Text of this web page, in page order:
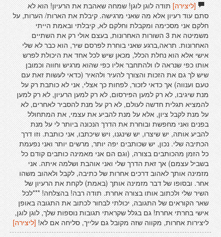
[ליצירה]תודה לוגן לוגן! שמחה שאהבת את הרעיון! הוא לא
סתם עוד רעיון אלא מה שאני מרגישה. קיבלת את הארות/ הערות, על
חלקם אני מסכימה ומקבלת וחלקם לא, קיבלתי ובאמת הייתי
משמיטה את 3 השורות האחרונות, בעצם אולי רק את השתיים
האחרונות. תראה,ברגע שאני בוחרת לפרסם שיר, הוא כבר לא שלי
אישי אלא הוא נחלת הכלל, מכאן שיש לכל אחד את היכולת לפרש
אותו כפי שנראה לו ולהתחבר אליו כפי שהוא מרגיש וחווה וכמובן
שיש לך גם את הזכות והצורך להעיר ולהאיר (כדאי לעשות זאת עם
טעם וענווה) אך כדאי לזכור, לפחות כך אצלי, אני לא כותבת רק על
מנת שיגיבו, לא רק למען הפירסום, לא רק למען הרעיון, לא רק למען
להמציא תגלית חדשה לעולם, לא רק על מנת להסביר לאחרים, לא
על מנת לקבל ציון, אלא על מנת להביע את עצמי, את המתחולל
בפנים ואני מחפשת ובוחרת את הדרך הנכונה ביותר לי על מנת
להביע אותה, יש שיצרו, יש שינגנו, ויש שיכתבו, אני כותבת. וזו דרך
הכתיבה שלי. נכון, יש שכותבים יפה יותר, מרשים יותר ואני נפעמת
כל הזמן מהכותבים בצורה, (וגם הם אני מאמינה כותבים קודם כל
בשביל עצמם) אך זאת הדרך שלי ואני אוהבת ושלמה איתה. אני
מזמינה אותך לאהוב דרכים אחרות של כתיבה, לקבל ולאהוב משהו
אחר. ובסופו של דבר מזמינה אותך (באמת) לקחת את הרעיון של
השיר שלי ולכתוב אותו בצורה אחרת. תודה רבה! בהצלחה! ***לכל
שאר הקוראים של התגובה, יכולתי לבחור לכתוב את התגובה באופן
אישי בחרתי אחרת! גם בגלל שקראתי תגובות נוספות שלך, לוגן לוגן,
ליצירות אחרות, מקווה שזה מקובל גם עלייך, סליחה אם לא! [ליצירה]